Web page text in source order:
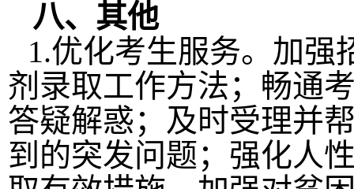
八、其他
1.优化考生服务。加强
剂录取工作方法；畅通
答疑解惑；及时受理并
到的突发问题；强化人